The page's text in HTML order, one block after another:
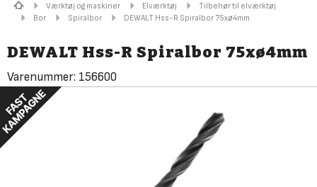
Værktøj og maskiner Elværktøj
Tilbehør til elværktøj
Bor
Spiralbor DEWALT Hss-R Spiralbor 75xø4mm
DEWALT Hss-R Spiralbor 75xø4mm
Varenummer: 156600